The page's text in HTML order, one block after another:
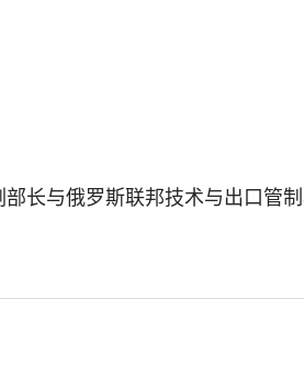
长与俄罗斯联邦技术与出口管